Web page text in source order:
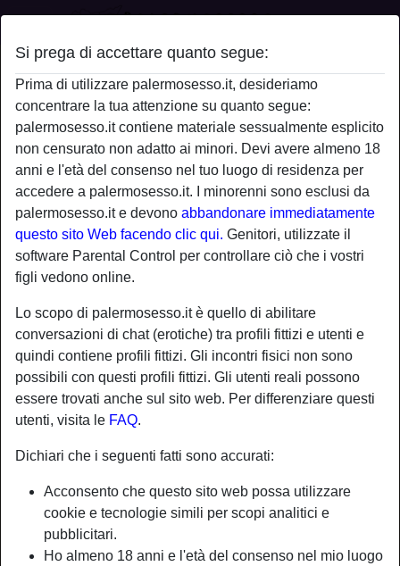
Si prega di accettare quanto segue:
Prima di utilizzare palermosesso.it, desideriamo
concentrare la tua attenzione su quanto segue:
palermosesso.it contiene materiale sessualmente esplicito
non censurato non adatto ai minori. Devi avere almeno 18
anni e l'età del consenso nel tuo luogo di residenza per
accedere a palermosesso.it. I minorenni sono esclusi da
palermosesso.it e devono abbandonare immediatamente
questo sito Web facendo clic qui. Genitori, utilizzate il
software Parental Control per controllare ciò che i vostri
figli vedono online.
Lo scopo di palermosesso.it è quello di abilitare
conversazioni di chat (erotiche) tra profili fittizi e utenti e
quindi contiene profili fittizi. Gli incontri fisici non sono
possibili con questi profili fittizi. Gli utenti reali possono
essere trovati anche sul sito web. Per differenziare questi
utenti, visita le FAQ.
Dichiari che i seguenti fatti sono accurati:
Acconsento che questo sito web possa utilizzare
cookie e tecnologie simili per scopi analitici e
pubblicitari.
Ho almeno 18 anni e l'età del consenso nel mio luogo
Profilo di dolcissimadolciosa
star Aggiungi chat Chatta adesso